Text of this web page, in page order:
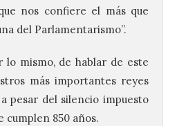
nos confiere el más que
del Parlamentarismo”.
lo mismo, de hablar de este
más importantes reyes
pesar del silencio impuesto
cumplen 850 años.
el próximo
16 de agosto, a
Mayor de la
Salón de Plenos
Bañeza ha
presentación